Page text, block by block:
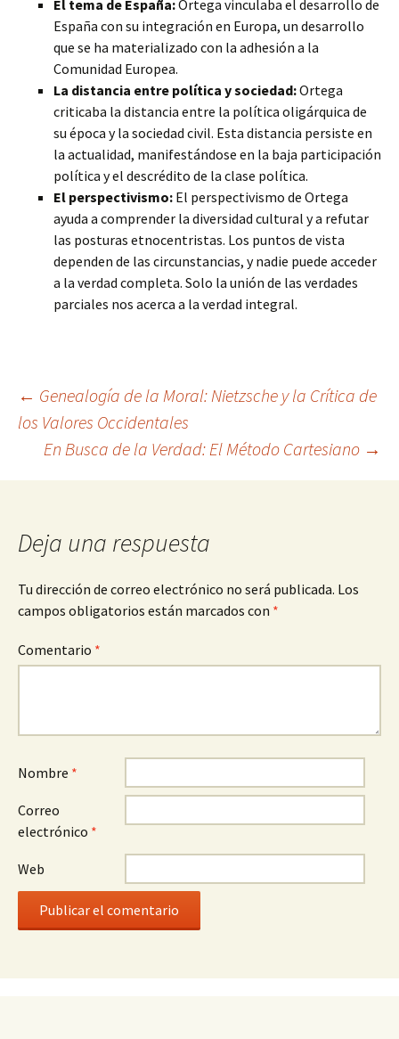
El tema de España:Ortega vinculaba el desarrollo de
España con su integración en Europa, un desarrollo
que se ha materializado con la adhesión a la
Comunidad Europea.
La distancia entre política y sociedad:Ortega
criticaba la distancia entre la política oligárquica de
su época y la sociedad civil. Esta distancia persiste en
la actualidad, manifestándose en la baja participación
política y el descrédito de la clase política.
El perspectivismo: El perspectivismo de Ortega
ayuda a comprender la diversidad cultural y a refutar
las posturas etnocentristas. Los puntos de vista
dependen de las circunstancias, y nadie puede acceder
a la verdad completa. Solo la unión de las verdades
parciales nos acerca a la verdad integral.
Navegación
de
← Genealogía de la Moral: Nietzsche y la Crítica de
los Valores Occidentales
En Busca de la Verdad: El Método Cartesiano →
Deja una respuesta
Tu dirección de correo electrónico no será publicada. Los
campos obligatorios están marcados con *
Comentario *
Nombre *
Correo
electrónico *
Web